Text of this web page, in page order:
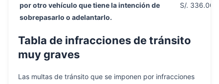
por otro vehículo que tiene la intención de
sobrepasarlo o adelantarlo.
S/. 336.00
Tabla de infracciones de tránsito
muy graves
Las multas de tránsito que se imponen por infracciones